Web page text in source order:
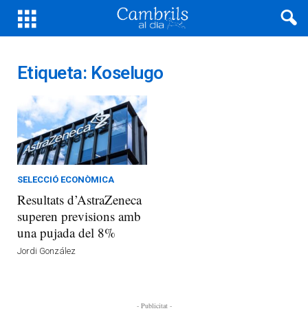
Etiqueta: Koselugo
SELECCIÓ ECONÒMICA
Resultats d’AstraZeneca
superen previsions amb
una pujada del 8%
Jordi González
- Publicitat -